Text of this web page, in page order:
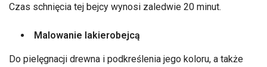
Czas schnięcia tej bejcy wynosi zaledwie 20 minut.
Malowanie lakierobejcą
Do pielęgnacji drewna i podkreślenia jego koloru, a także